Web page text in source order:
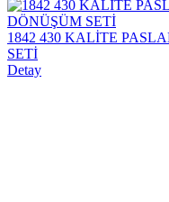
1842 430 KALİTE
SETİ
Detay